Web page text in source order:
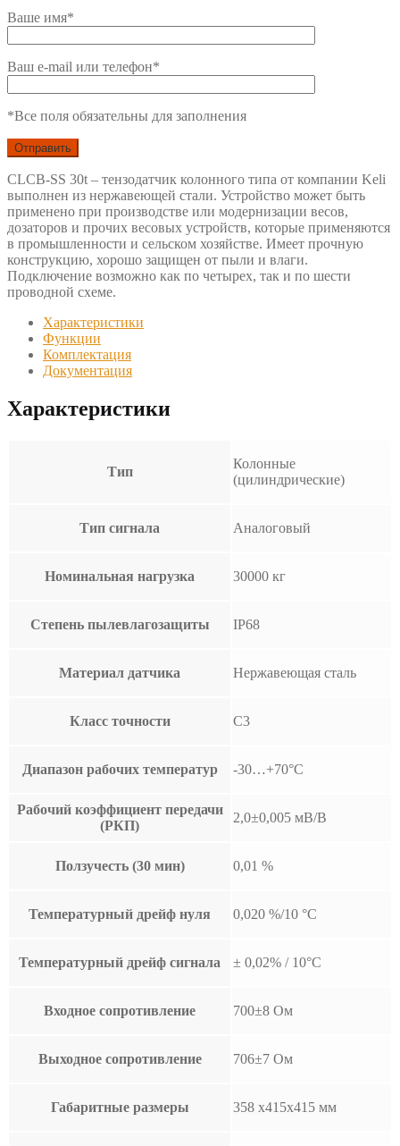
Ваше имя*
Ваш e-mail или телефон*
*Все поля обязательны для заполнения
CLCB-SS 30t – тензодатчик колонного типа от компании Keli
выполнен из нержавеющей стали. Устройство может быть
применено при производстве или модернизации весов,
дозаторов и прочих весовых устройств, которые применяются
в промышленности и сельском хозяйстве. Имеет прочную
конструкцию, хорошо защищен от пыли и влаги.
Подключение возможно как по четырех, так и по шести
проводной схеме.
Характеристики
Функции
Комплектация
Документация
Характеристики
Тип
Колонные
(цилиндрические)
Тип сигнала Аналоговый
Номинальная нагрузка 30000 кг
Степень пылевлагозащиты IP68
Материал датчика Нержавеющая сталь
Класс точности C3
Диапазон рабочих температур -30…+70°С
Рабочий коэффициент передачи
(РКП)
2,0±0,005 мВ/В
Ползучесть (30 мин) 0,01 %
Температурный дрейф нуля 0,020 %/10 °С
Температурный дрейф сигнала ± 0,02% / 10°С
Входное сопротивление 700±8 Ом
Выходное сопротивление 706±7 Ом
Габаритные размеры 358 х415х415 мм